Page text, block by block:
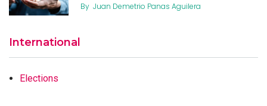
By Juan Demetrio Panas Aguilera
International
Elections